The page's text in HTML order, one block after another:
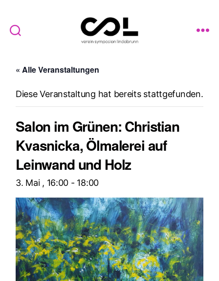
« Alle Veranstaltungen
Diese Veranstaltung hat bereits stattgefunden.
Salon im Grünen: Christian
Kvasnicka, Ölmalerei auf
Leinwand und Holz
3. Mai , 16:00 - 18:00